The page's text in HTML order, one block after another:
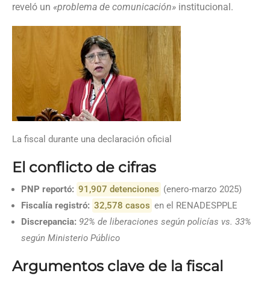
reveló un «problema de comunicación» institucional.
La fiscal durante una declaración oficial
El conflicto de cifras
PNP reportó: 91,907 detenciones (enero-marzo 2025)
Fiscalía registró: 32,578 casos en el RENADESPPLE
Discrepancia: 92% de liberaciones según policías vs. 33%
según Ministerio Público
Argumentos clave de la fiscal